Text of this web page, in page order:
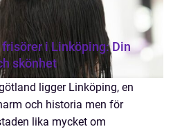
i Linköping: Din
skönhet
ligger Linköping, en
och historia men för
lika mycket om